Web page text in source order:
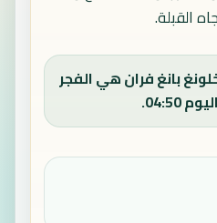
القبلة.
بانغ فران هي الفجر